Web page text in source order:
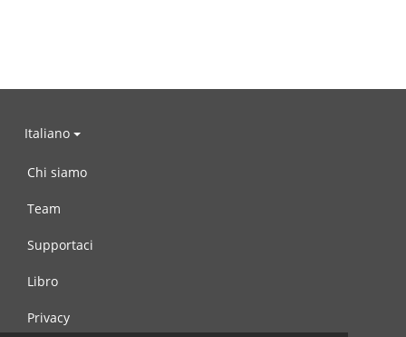
Italiano
Chi siamo
Team
Supportaci
Libro
Privacy